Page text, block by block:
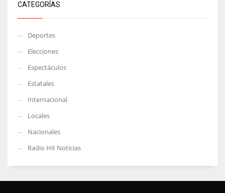
CATEGORÍAS
Deportes
Elecciones
Espectáculos
Estatales
Internacional
Locales
Nacionales
Radio Hit Noticias